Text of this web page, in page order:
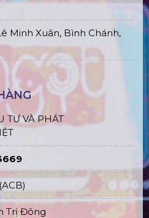
Minh Xuân, Bình Chánh,
TƯ VÀ PHÁT
Trị Đông